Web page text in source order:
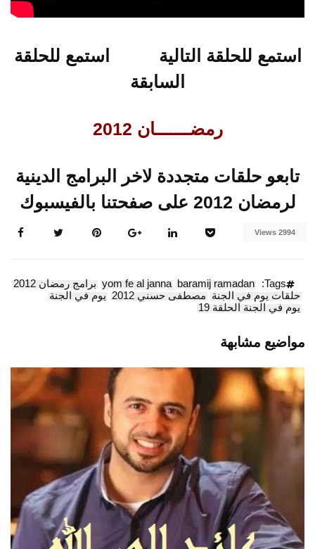
استمع للحلقة التالية
استمع للحلقة
السابقة
رمضـــــــان 2012
تابعو حلقات متجددة لاخر البرامج الدينية
لرمضان 2012 على صفحتنا بالفيسبوك
2994 Views
Tags:
baramij ramadan
yom fe al janna برامج رمضان 2012
حلقات يوم في الجنة مصطفى حسني 2012
يوم في الجنة
يوم في الجنة الحلقة 19
مواضيع مشابهة